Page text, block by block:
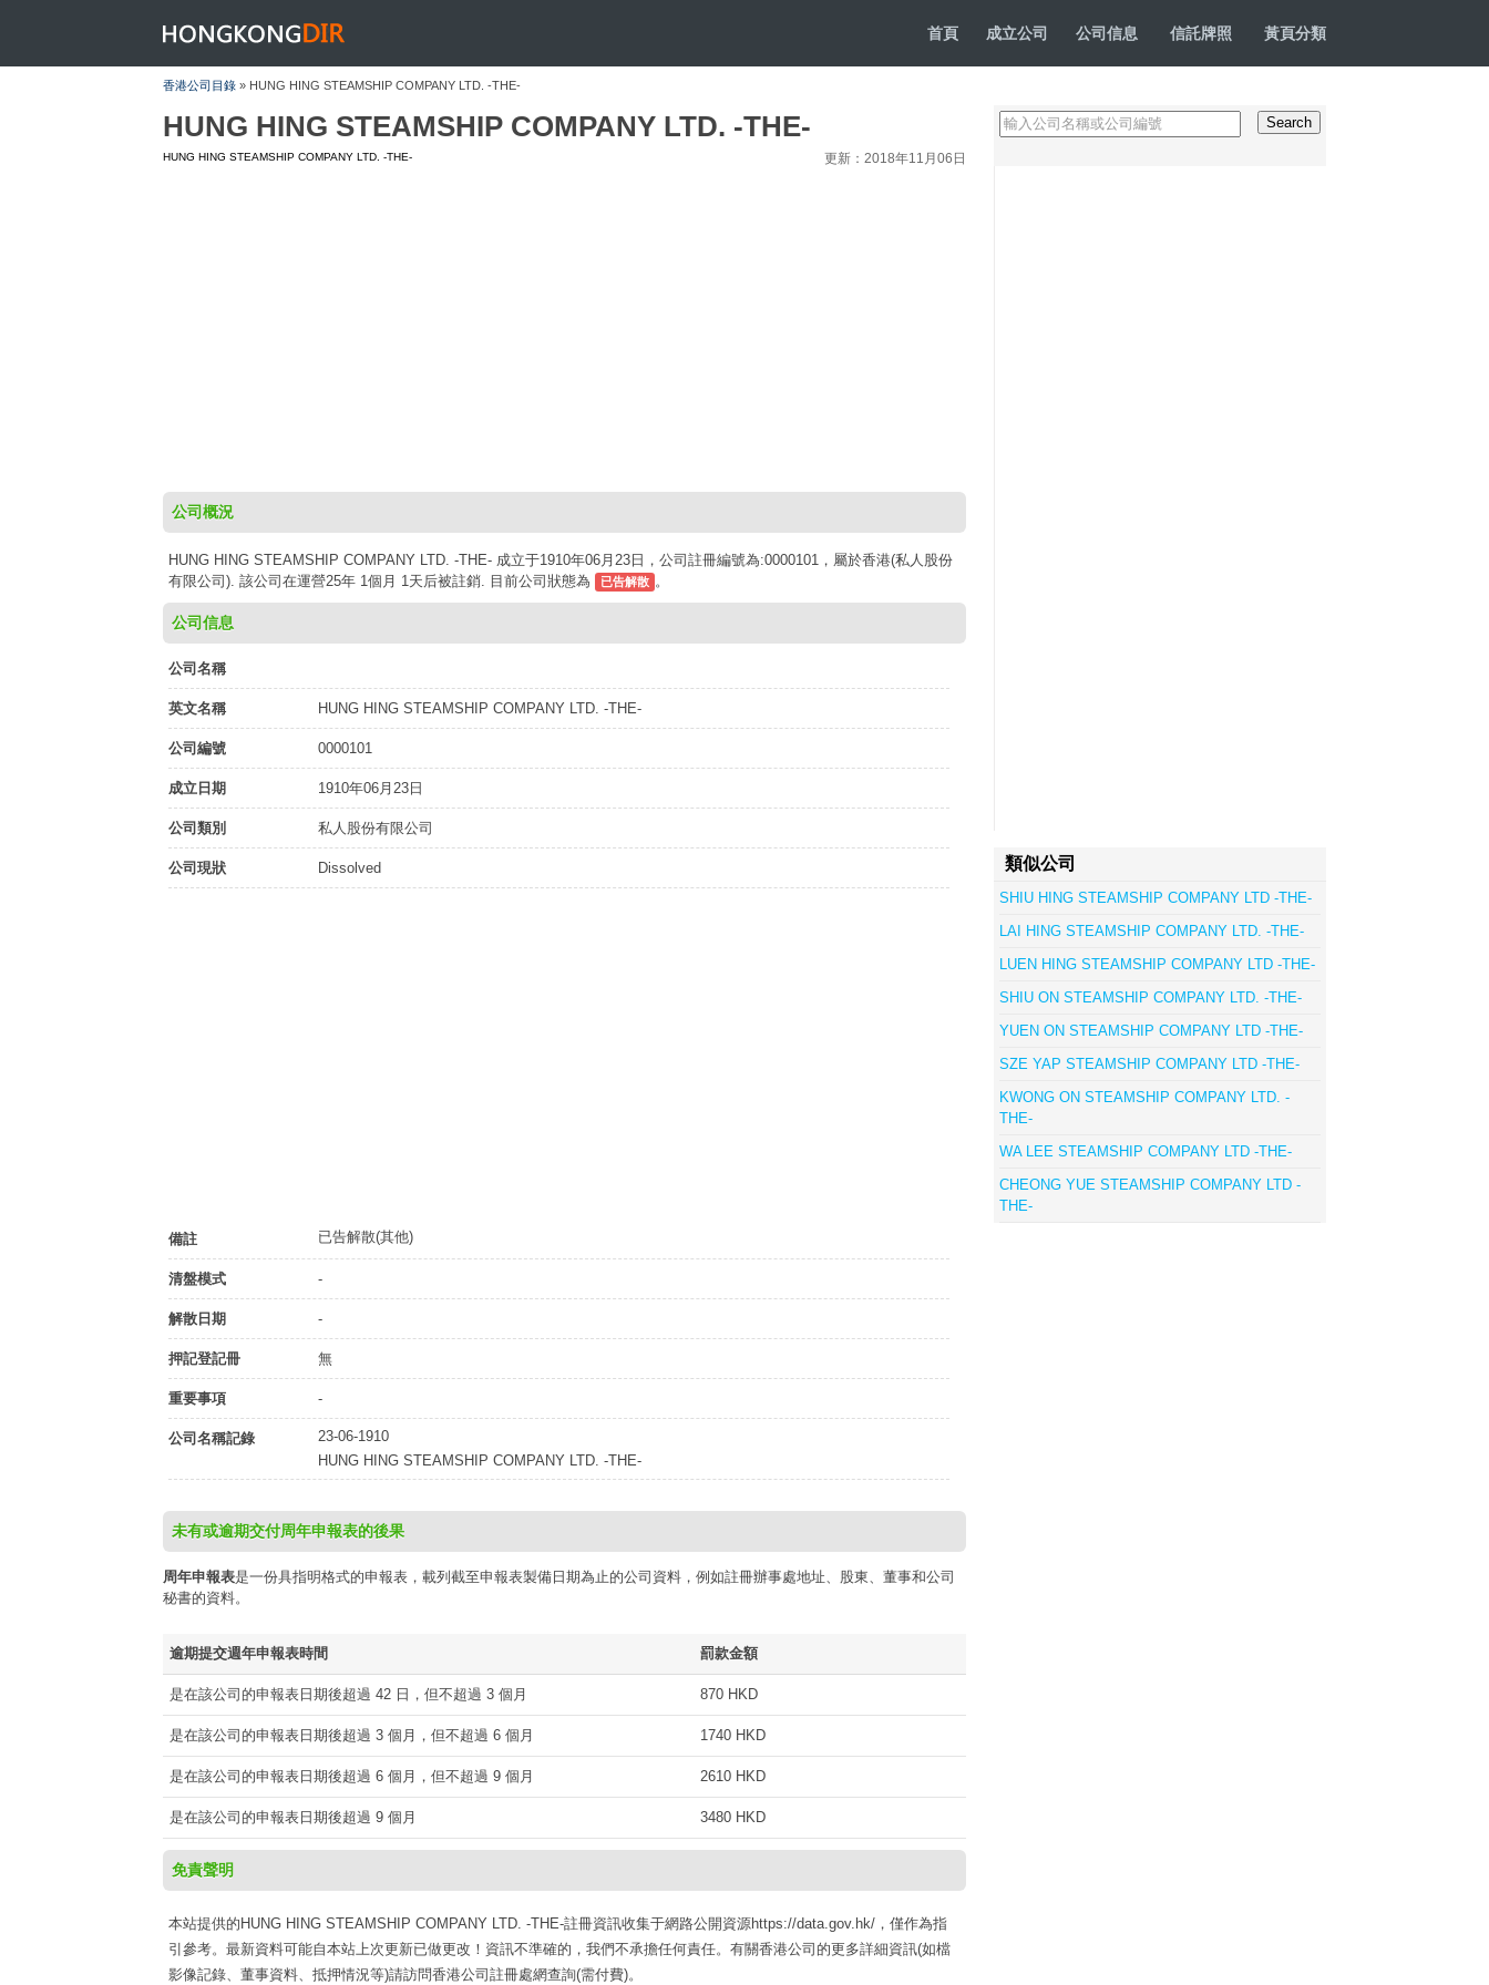
HONGKONGDIR 首頁 成立公司 公司信息 信託牌照 黃頁分類
香港公司目錄 » HUNG HING STEAMSHIP COMPANY LTD. -THE-
HUNG HING STEAMSHIP COMPANY LTD. -THE-
HUNG HING STEAMSHIP COMPANY LTD. -THE- 更新：2018年11月06日
公司概況
HUNG HING STEAMSHIP COMPANY LTD. -THE- 成立于1910年06月23日，公司註冊編號為:0000101，屬於香港(私人股份
有限公司). 該公司在運營25年 1個月 1天后被註銷. 目前公司狀態為
已告解散 。
公司信息
公司名稱
英文名稱 HUNG HING STEAMSHIP COMPANY LTD. -THE-
公司編號 0000101
成立日期 1910年06月23日
公司類別 私人股份有限公司
公司現狀 Dissolved
備註 已告解散(其他)
清盤模式 -
解散日期 -
押記登記冊 無
重要事項 -
公司名稱記錄
23-06-1910
HUNG HING STEAMSHIP COMPANY LTD. -THE-
未有或逾期交付周年申報表的後果
周年申報表是一份具指明格式的申報表，載列截至申報表製備日期為止的公司資料，例如註冊辦事處地址、股東、董事和公司
秘書的資料。
逾期提交週年申報表時間 罰款金額
是在該公司的申報表日期後超過 42 日，但不超過 3 個月 870 HKD
是在該公司的申報表日期後超過 3 個月，但不超過 6 個月 1740 HKD
是在該公司的申報表日期後超過 6 個月，但不超過 9 個月 2610 HKD
是在該公司的申報表日期後超過 9 個月 3480 HKD
免責聲明
本站提供的HUNG HING STEAMSHIP COMPANY LTD. -THE-註冊資訊收集于網路公開資源https://data.gov.hk/，僅作為指
引參考。最新資料可能自本站上次更新已做更改！資訊不準確的，我們不承擔任何責任。有關香港公司的更多詳細資訊(如檔
影像記錄、董事資料、抵押情況等)請訪問香港公司註冊處網查詢(需付費)。
類似公司
SHIU HING STEAMSHIP COMPANY LTD -THE-
LAI HING STEAMSHIP COMPANY LTD. -THE-
LUEN HING STEAMSHIP COMPANY LTD -THE-
SHIU ON STEAMSHIP COMPANY LTD. -THE-
YUEN ON STEAMSHIP COMPANY LTD -THE-
SZE YAP STEAMSHIP COMPANY LTD -THE-
KWONG ON STEAMSHIP COMPANY LTD. -
THE-
WA LEE STEAMSHIP COMPANY LTD -THE-
CHEONG YUE STEAMSHIP COMPANY LTD -
THE-